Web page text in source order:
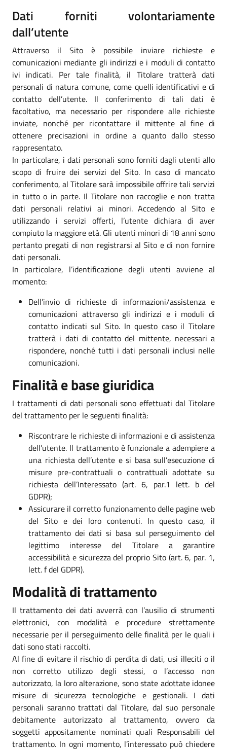
Dati forniti volontariamente
dall’utente
Attraverso il Sito è possibile inviare richieste e
comunicazioni mediante gli indirizzi e i moduli di contatto
ivi indicati. Per tale finalità, il Titolare tratterà dati
personali di natura comune, come quelli identificativi e di
contatto dell’utente. Il conferimento di tali dati è
facoltativo, ma necessario per rispondere alle richieste
inviate, nonché per ricontattare il mittente al fine di
ottenere precisazioni in ordine a quanto dallo stesso
rappresentato.
In particolare, i dati personali sono forniti dagli utenti allo
scopo di fruire dei servizi del Sito. In caso di mancato
conferimento, al Titolare sarà impossibile offrire tali servizi
in tutto o in parte. Il Titolare non raccoglie e non tratta
dati personali relativi ai minori. Accedendo al Sito e
utilizzando i servizi offerti, l’utente dichiara di aver
compiuto la maggiore età. Gli utenti minori di 18 anni sono
pertanto pregati di non registrarsi al Sito e di non fornire
dati personali.
In particolare, l’identificazione degli utenti avviene al
momento:
Dell’invio di richieste di informazioni/assistenza e
comunicazioni attraverso gli indirizzi e i moduli di
contatto indicati sul Sito. In questo caso il Titolare
tratterà i dati di contatto del mittente, necessari a
rispondere, nonché tutti i dati personali inclusi nelle
comunicazioni.
Finalità e base giuridica
I trattamenti di dati personali sono effettuati dal Titolare
del trattamento per le seguenti finalità:
Riscontrare le richieste di informazioni e di assistenza
dell’utente. Il trattamento è funzionale a adempiere a
una richiesta dell’utente e si basa sull’esecuzione di
misure pre-contrattuali o contrattuali adottate su
richiesta dell’Interessato (art. 6, par.1 lett. b del
GDPR);
Assicurare il corretto funzionamento delle pagine web
del Sito e dei loro contenuti. In questo caso, il
trattamento dei dati si basa sul perseguimento del
legittimo interesse del Titolare a garantire
accessibilità e sicurezza del proprio Sito (art. 6, par. 1,
lett. f del GDPR).
Modalità di trattamento
Il trattamento dei dati avverrà con l’ausilio di strumenti
elettronici, con modalità e procedure strettamente
necessarie per il perseguimento delle finalità per le quali i
dati sono stati raccolti.
Al fine di evitare il rischio di perdita di dati, usi illeciti o il
non corretto utilizzo degli stessi, o l’accesso non
autorizzato, la loro alterazione, sono state adottate idonee
misure di sicurezza tecnologiche e gestionali. I dati
personali saranno trattati dal Titolare, dal suo personale
debitamente autorizzato al trattamento, ovvero da
soggetti appositamente nominati quali Responsabili del
trattamento. In ogni momento, l’interessato può chiedere